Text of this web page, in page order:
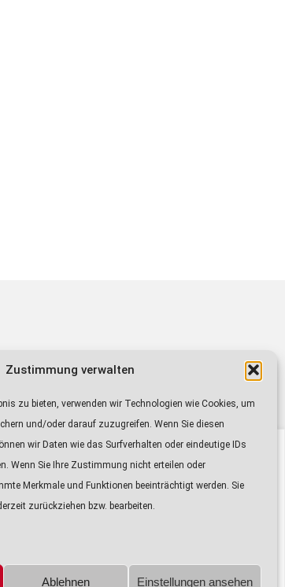
Zustimmung verwalten
zu bieten, verwenden wir Technologien wie Cookies, um
und/oder darauf zuzugreifen. Wenn Sie diesen
wir Daten wie das Surfverhalten oder eindeutige IDs
Wenn Sie Ihre Zustimmung nicht erteilen oder
Merkmale und Funktionen beeinträchtigt werden. Sie
zurückziehen bzw. bearbeiten.
Ablehnen Einstellungen ansehen
und Waschen im bäuerlichen Alltag“
Frequenzen von Radio IN